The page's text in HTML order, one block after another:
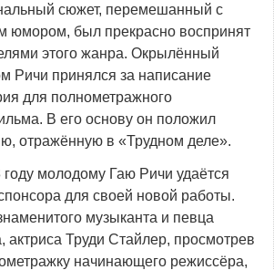
сюжет, перемешанный с
юмором, был прекрасно воспринят
этого жанра. Окрылённый
Ричи принялся за написание
для полнометражного
В его основу он положил
отражённую в «Трудном деле».
году молодому Гаю Ричи удаётся
для своей новой работы.
музыканта и певца
актриса Труди Стайлер, просмотрев
начинающего режиссёра,